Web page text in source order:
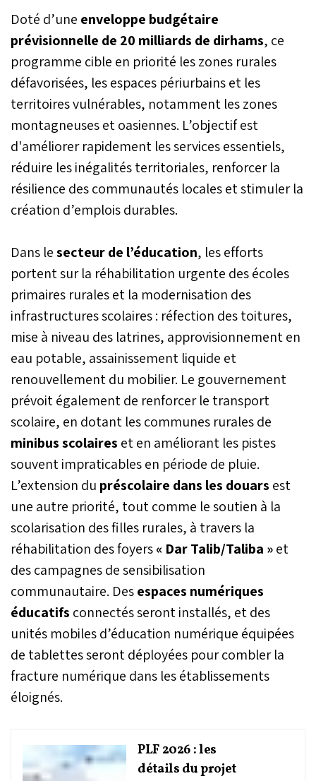
Doté d’une enveloppe budgétaire
prévisionnelle de 20 milliards de dirhams, ce
programme cible en priorité les zones rurales
défavorisées, les espaces périurbains et les
territoires vulnérables, notamment les zones
montagneuses et oasiennes. L’objectif est
d'améliorer rapidement les services essentiels,
réduire les inégalités territoriales, renforcer la
résilience des communautés locales et stimuler la
création d’emplois durables.
Dans lesecteur de l’éducation, les efforts
portent sur la réhabilitation urgente des écoles
primaires rurales et la modernisation des
infrastructures scolaires : réfection des toitures,
mise à niveau des latrines, approvisionnement en
eau potable, assainissement liquide et
renouvellement du mobilier. Le gouvernement
prévoit également de renforcer le transport
scolaire, en dotant les communes rurales de
minibus scolaires et en améliorant les pistes
souvent impraticables en période de pluie.
L’extension du préscolaire dans les douars est
une autre priorité, tout comme le soutien à la
scolarisation des filles rurales, à travers la
réhabilitation des foyers« Dar Talib/Taliba »et
des campagnes de sensibilisation
communautaire. Desespaces numériques
éducatifs connectés seront installés, et des
unités mobiles d’éducation numérique équipées
de tablettes seront déployées pour combler la
fracture numérique dans les établissements
éloignés.
PLF 2026 : les
détails du projet